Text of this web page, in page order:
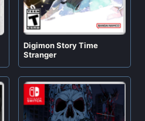
Digimon Story Time
Stranger